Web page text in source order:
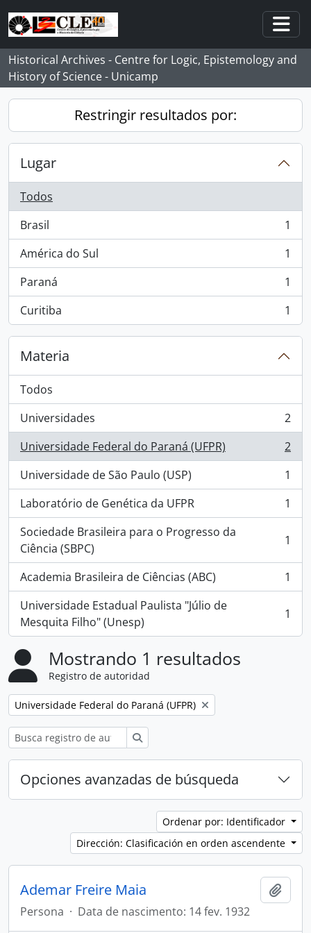
Skip to main content
Historical Archives - Centre for Logic, Epistemology and
History of Science - Unicamp
Restringir resultados por:
Lugar
Todos
Brasil
, 1 resultados
1
América do Sul
, 1 resultados
1
Paraná
, 1 resultados
1
Curitiba
, 1 resultados 1
Materia
Todos
Universidades
, 2 resultados
2
Universidade Federal do Paraná (UFPR)
, 2 resultados
2
Universidade de São Paulo (USP)
, 1 resultados
1
Laboratório de Genética da UFPR
, 1 resultados
1
Sociedade Brasileira para o Progresso da
Ciência (SBPC)
, 1 resultados 1
Academia Brasileira de Ciências (ABC)
, 1 resultados
1
Universidade Estadual Paulista "Júlio de
Mesquita Filho" (Unesp)
, 1 resultados 1
Mostrando 1 resultados
Registro de autoridad
Remove filter:
Universidade Federal do Paraná (UFPR)
Opciones avanzadas de búsqueda
Ordenar por: Identificador
Dirección: Clasificación en orden ascendente
Ademar Freire Maia
Persona · Data de nascimento: 14 fev. 1932